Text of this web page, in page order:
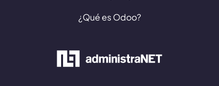
¿Qué es Odoo?